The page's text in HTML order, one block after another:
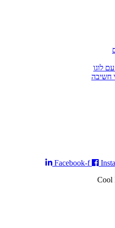
לוגו
חשיבה
Facebook-f